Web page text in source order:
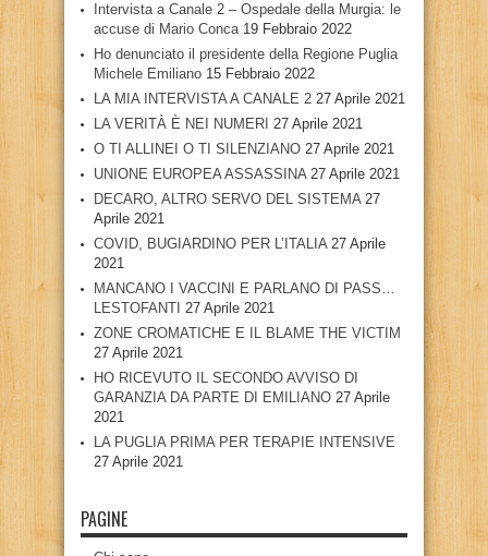
Intervista a Canale 2 – Ospedale della Murgia: le
accuse di Mario Conca 19 Febbraio 2022
Ho denunciato il presidente della Regione Puglia
Michele Emiliano 15 Febbraio 2022
LA MIA INTERVISTA A CANALE 2 27 Aprile 2021
LA VERITÀ È NEI NUMERI 27 Aprile 2021
O TI ALLINEI O TI SILENZIANO 27 Aprile 2021
UNIONE EUROPEA ASSASSINA 27 Aprile 2021
DECARO, ALTRO SERVO DEL SISTEMA 27
Aprile 2021
COVID, BUGIARDINO PER L’ITALIA 27 Aprile
2021
MANCANO I VACCINI E PARLANO DI PASS…
LESTOFANTI 27 Aprile 2021
ZONE CROMATICHE E IL BLAME THE VICTIM
27 Aprile 2021
HO RICEVUTO IL SECONDO AVVISO DI
GARANZIA DA PARTE DI EMILIANO 27 Aprile
2021
LA PUGLIA PRIMA PER TERAPIE INTENSIVE
27 Aprile 2021
PAGINE